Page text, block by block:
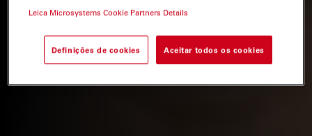
Leica Microsystems Cookie Partners Details
Definições de cookies Aceitar todos os cookies